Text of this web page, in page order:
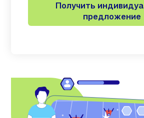
Получить
предложение